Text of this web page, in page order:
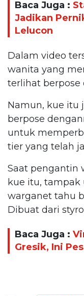
Baca Juga :
Jadikan
Lelucon
Dalam video
wanita yang
terlihat berpose
Namun, kue itu
berpose
untuk
tier yang telah
Saat pengantin
kue itu, tampak
warganet tahu
Dibuat dari
Baca Juga :
Gresik, Ini